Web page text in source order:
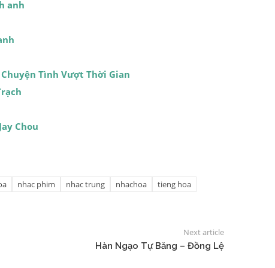
anh
Tình Vượt Thời Gian
Chou
nhac phim nhac trung nhachoa
tieng hoa
Next article
Hàn Ngạo Tự Băng – Đồng Lệ